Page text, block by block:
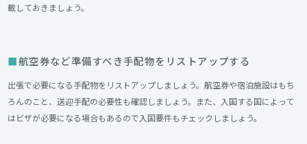
載しておきましょう。
航空券など準備すべき手配物をリストアップする
出張で必要になる手配物をリストアップしましょう。航空券や宿泊施設はもち
ろんのこと、送迎手配の必要性も確認しましょう。また、入国する国によって
はビザが必要になる場合もあるので入国要件もチェックしましょう。